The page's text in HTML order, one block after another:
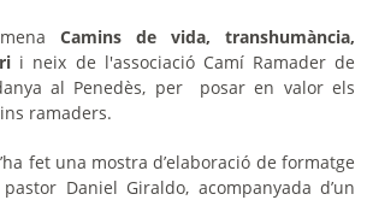
Camins de vida, transhumància,
i neix de l'associació Camí Ramader de
al Penedès, per posar en valor els
ramaders.
fet una mostra d’elaboració de formatge
Daniel Giraldo, acompanyada d’un